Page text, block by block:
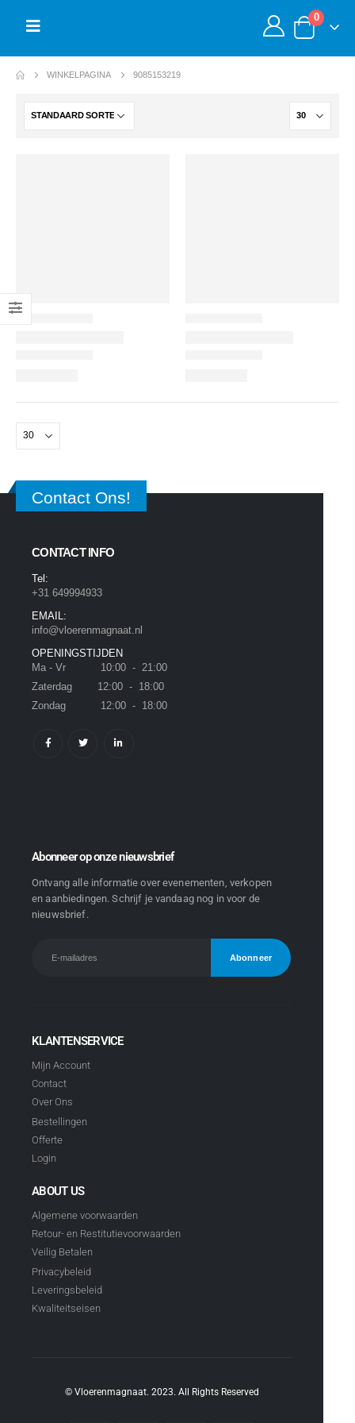
0
WINKELPAGINA 9085153219
Contact Ons!
CONTACT INFO
Tel:
+31 649994933
EMAIL:
info@vloerenmagnaat.nl
OPENINGSTIJDEN
Ma - Vr 10:00 - 21:00
Zaterdag 12:00 - 18:00
Zondag 12:00 - 18:00
Abonneer op onze nieuwsbrief
Ontvang alle informatie over evenementen, verkopen
en aanbiedingen. Schrijf je vandaag nog in voor de
nieuwsbrief.
KLANTENSERVICE
Mijn Account
Contact
Over Ons
Bestellingen
Offerte
Login
ABOUT US
Algemene voorwaarden
Retour- en Restitutievoorwaarden
Veilig Betalen
Privacybeleid
Leveringsbeleid
Kwaliteitseisen
© Vloerenmagnaat. 2023. All Rights Reserved